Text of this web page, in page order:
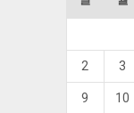
2 3
9 10